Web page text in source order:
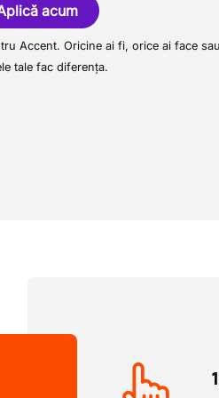
în Benelux.
potrivită pentru tine?
de mai jos.
acum
Accent. Oricine ai fi, orice ai face
tale fac diferența.